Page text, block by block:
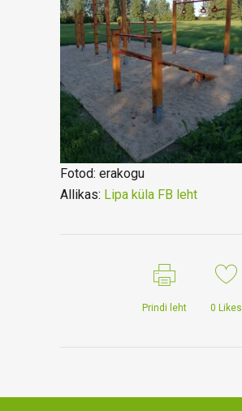
Fotod: erakogu
Allikas: Lipa küla FB leht
Prindi leht 0 Likes